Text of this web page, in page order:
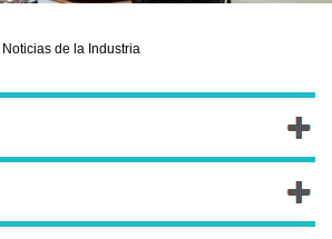
Noticias de la Industria